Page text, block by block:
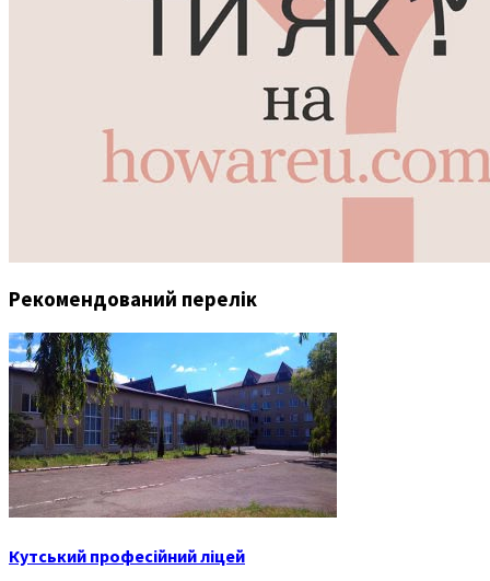
Рекомендований перелік
Кутський професійний ліцей